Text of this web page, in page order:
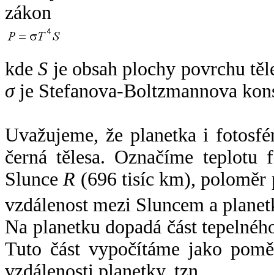
zákon
kdeS je obsah plochy povrchu
σje Stefanova-Boltzmannova
Uvažujeme, že planetka i
černá tělesa. Označíme
SlunceR (696 tisíc km),
vzdálenost mezi Sluncem a
Na planetku dopadá část
Tuto část vypočítáme jako